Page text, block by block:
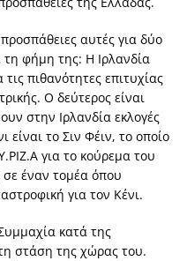
αυτές για δύο
φήμη της: Η Ιρλανδία
πιθανότητες επιτυχίας
Ο δεύτερος είναι
στην Ιρλανδία εκλογές
είναι το Σιν Φέιν, το οποίο
για το κούρεμα του
σε έναν τομέα όπου
για τον Κένι.
κατά της
στάση της χώρας του.